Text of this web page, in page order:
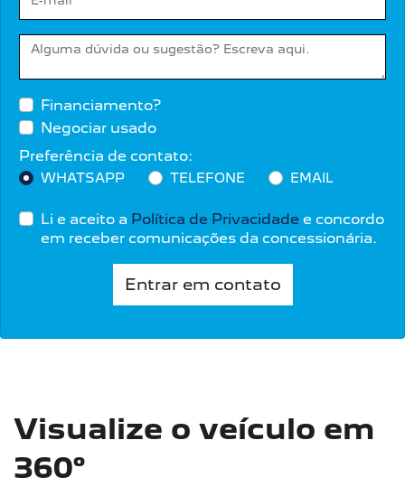
Financiamento?
Negociar usado
Preferência de contato:
WHATSAPP TELEFONE EMAIL
Li e aceito a Política de Privacidade e concordo
em receber comunicações da concessionária.
Entrar em contato
Visualize o veículo em
360°